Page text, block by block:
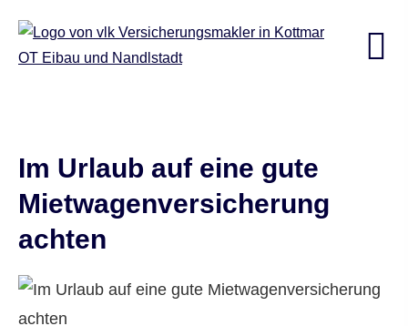
Im Urlaub auf eine gute
Mietwagenversicherung
achten